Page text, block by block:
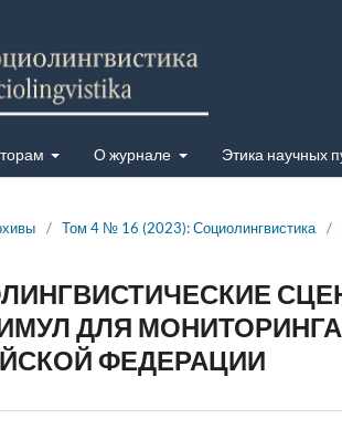
О журнале Этика научных
/ Том 4 № 16 (2023): Социолингвистика /
ДЛЯ
ФЕДЕРАЦИИ